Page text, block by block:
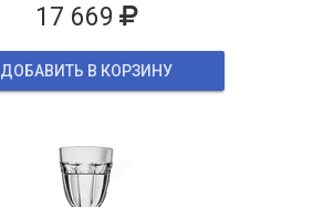
17 669
ДОБАВИТЬ В КОРЗИНУ